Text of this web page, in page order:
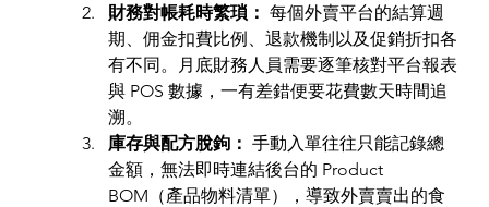
財務對帳耗時繁瑣： 每個外賣平台的結算週
期、佣金扣費比例、退款機制以及促銷折扣各
有不同。月底財務人員需要逐筆核對平台報表
與 POS 數據，一有差錯便要花費數天時間追
溯。
庫存與配方脫鉤： 手動入單往往只能記錄總
金額，無法即時連結後台的 Product
BOM（產品物料清單），導致外賣賣出的食